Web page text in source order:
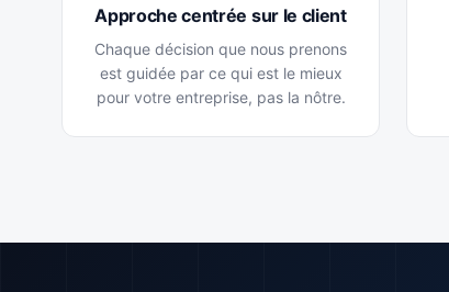
Approche centrée sur le client
Chaque décision que nous prenons
est guidée par ce qui est le mieux
pour votre entreprise, pas la nôtre.